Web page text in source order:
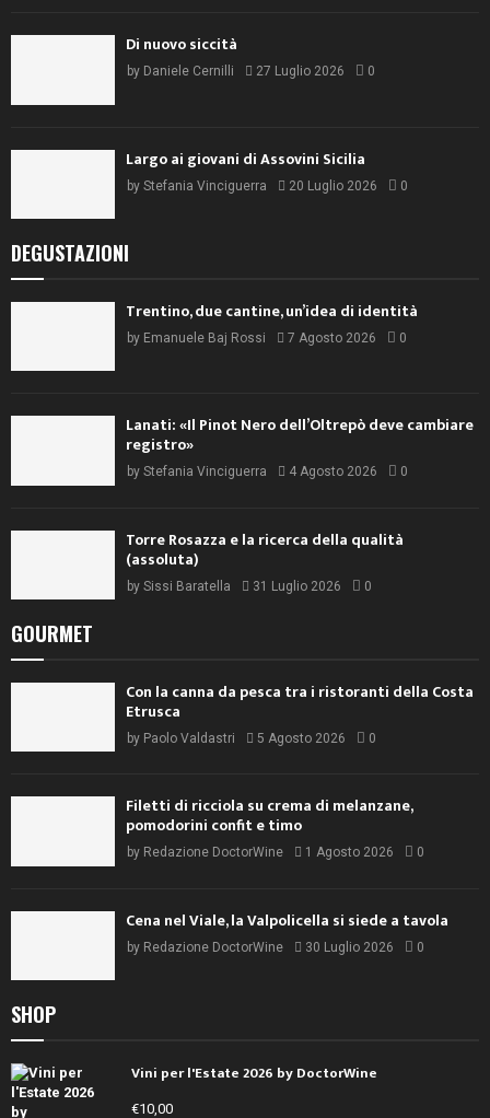
Di nuovo siccità
by Daniele Cernilli 27 Luglio 2026 0
Largo ai giovani di Assovini Sicilia
by Stefania Vinciguerra 20 Luglio 2026 0
DEGUSTAZIONI
Trentino, due cantine, un’idea di identità
by Emanuele Baj Rossi 7 Agosto 2026 0
Lanati: «Il Pinot Nero dell’Oltrepò deve cambiare
registro»
by Stefania Vinciguerra 4 Agosto 2026 0
Torre Rosazza e la ricerca della qualità
(assoluta)
by Sissi Baratella 31 Luglio 2026 0
GOURMET
Con la canna da pesca tra i ristoranti della Costa
Etrusca
by Paolo Valdastri 5 Agosto 2026 0
Filetti di ricciola su crema di melanzane,
pomodorini confit e timo
by Redazione DoctorWine 1 Agosto 2026 0
Cena nel Viale, la Valpolicella si siede a tavola
by Redazione DoctorWine 30 Luglio 2026 0
SHOP
Vini per l'Estate 2026 by DoctorWine
€10,00